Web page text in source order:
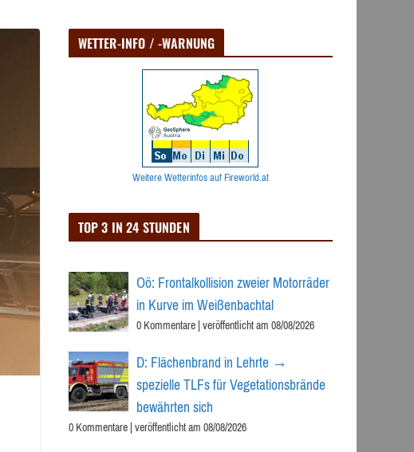
WETTER-INFO / -WARNUNG
Weitere Wetterinfos auf Fireworld.at
TOP 3 IN 24 STUNDEN
Oö: Frontalkollision zweier Motorräder
in Kurve im Weißenbachtal
0 Kommentare|veröffentlicht am 08/08/2026
D: Flächenbrand in Lehrte →
spezielle TLFs für Vegetationsbrände
bewährten sich
0 Kommentare|veröffentlicht am 08/08/2026